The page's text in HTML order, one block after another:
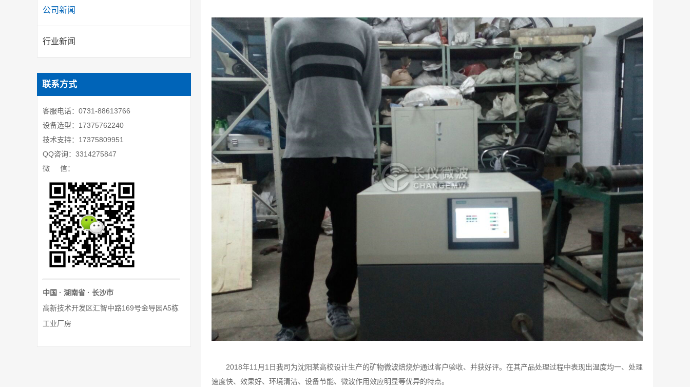
公司新闻
行业新闻
联系方式
客服电话：0731-88613766
设备选型：17375762240
技术支持：17375809951
QQ咨询：3314275847
微 信：
中国 · 湖南省 · 长沙市
高新技术开发区汇智中路169号金导园A5栋
工业厂房
2018年11月1日我司为沈阳某高校设计生产的矿物微波焙烧炉通过客户验收、并获好评。在其产品处理过程中表现出温度均一、处理
速度快、效果好、环境清洁、设备节能、微波作用效应明显等优异的特点。